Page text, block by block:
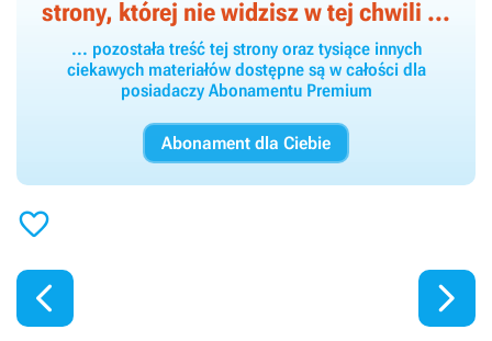
strony, której nie widzisz w tej chwili ...
... pozostała treść tej strony oraz tysiące innych
ciekawych materiałów dostępne są w całości dla
posiadaczy Abonamentu Premium
Abonament dla Ciebie

 